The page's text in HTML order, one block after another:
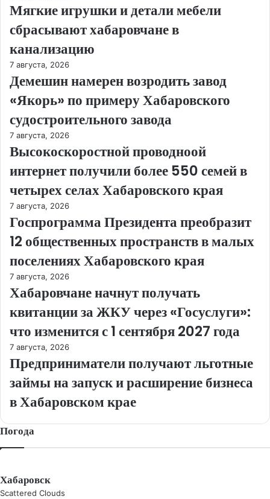
Мягкие игрушки и детали мебели
сбрасывают хабаровчане в
канализацию
7 августа, 2026
Демешин намерен возродить завод
«Якорь» по примеру Хабаровского
судостроительного завода
7 августа, 2026
Высокоскоростной проводноой
интернет получили более 550 семей в
четырех селах Хабаровского края
7 августа, 2026
Госпрограмма Президента преобразит
12 общественных пространств в малых
поселениях Хабаровского края
7 августа, 2026
Хабаровчане начнут получать
квитанции за ЖКУ через «Госуслуги»:
что изменится с 1 сентября 2027 года
7 августа, 2026
Предприниматели получают льготные
займы на запуск и расширение бизнеса
в Хабаровском крае
Погода
Хабаровск
Scattered Clouds